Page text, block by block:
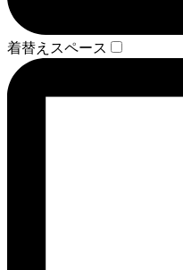
着替えスペース